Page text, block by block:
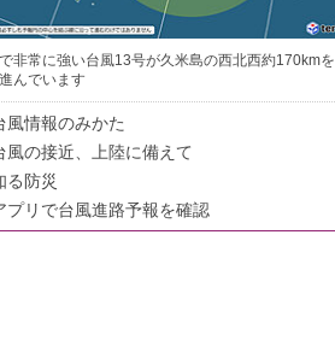
非常に強い台風13号が久米島の西北西約170kmを
んでいます
風情報のみかた
風の接近、上陸に備えて
る防災
プリで台風進路予報を確認